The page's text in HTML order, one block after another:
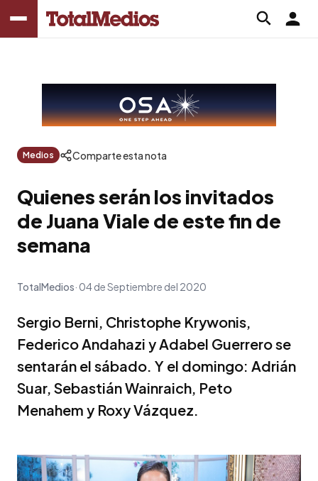
Medios Comparte esta nota
Quienes serán los invitados
de Juana Viale de este fin de
semana
TotalMedios 04 de Septiembre del 2020
Sergio Berni, Christophe Krywonis,
Federico Andahazi y Adabel Guerrero se
sentarán el sábado. Y el domingo: Adrián
Suar, Sebastián Wainraich, Peto
Menahem y Roxy Vázquez.